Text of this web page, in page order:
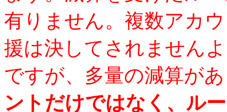
有りません。複数アカ
援は決してされません
ですが、多量の減算が
ントだけではなく、ル